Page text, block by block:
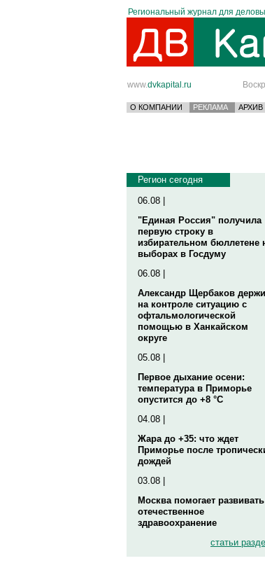
Региональный журнал для
www.dvkapital.ru
О КОМПАНИИ РЕКЛАМА АРХИВ
Регион сегодня
06.08 |
"Единая Россия" получила
первую строку в
избирательном бюллетене
выборах в Госдуму
06.08 |
Александр Щербаков
на контроле ситуацию с
офтальмологической
помощью в Ханкайском
округе
05.08 |
Первое дыхание осени:
температура в Приморье
опустится до +8 °C
04.08 |
Жара до +35: что ждет
Приморье после
дождей
03.08 |
Москва помогает развивать
отечественное
здравоохранение
статьи